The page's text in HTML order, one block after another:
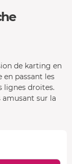
de karting en
en passant les
lignes droites.
amusant sur la